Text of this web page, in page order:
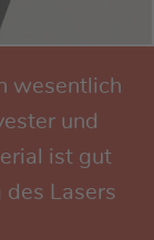
wesentlich
und
ist gut
Lasers